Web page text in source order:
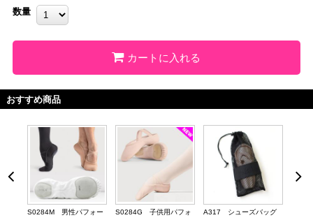
数量
カートに入れる
おすすめ商品
S0284M 男性パフォー
S0284G 子供用パフォ
A317 シューズバッグ